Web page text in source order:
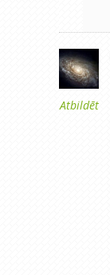
Atbildēt